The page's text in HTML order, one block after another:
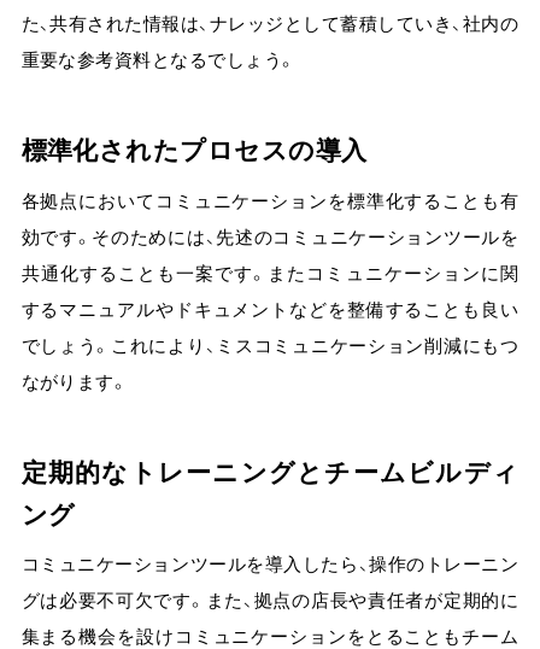
た、共有された情報は、ナレッジとして蓄積していき、社内の
重要な参考資料となるでしょう。
標準化されたプロセスの導入
各拠点においてコミュニケーションを標準化することも有
効です。そのためには、先述のコミュニケーションツールを
共通化することも一案です。またコミュニケーションに関
するマニュアルやドキュメントなどを整備することも良い
でしょう。これにより、ミスコミュニケーション削減にもつ
ながります。
定期的なトレーニングとチームビルディ
ング
コミュニケーションツールを導入したら、操作のトレーニン
グは必要不可欠です。また、拠点の店長や責任者が定期的に
集まる機会を設けコミュニケーションをとることもチーム